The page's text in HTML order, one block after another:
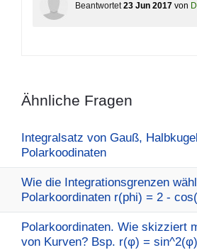
Beantwortet 23 Jun 2017 von
Ähnliche Fragen
Integralsatz von Gauß,
Polarkoodinaten
Wie die Integrationsgrenzen
Polarkoordinaten r(phi) = 2 -
Polarkoordinaten. Wie skizziert
von Kurven? Bsp. r(φ) =